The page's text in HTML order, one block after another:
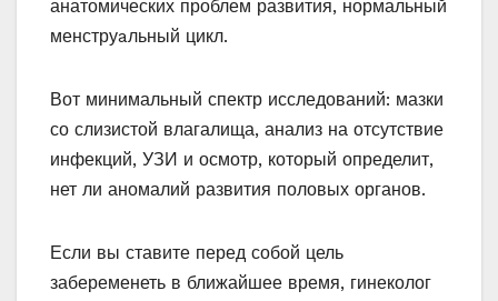
анатомических проблем развития, нормальный
менструaльный цикл.
Вот минимальный спектр исследований: мазки
со слизистой влагалища, анализ на отсутствие
инфекций, УЗИ и осмотр, который определит,
нет ли аномалий развития половых органов.
Если вы ставите перед собой цель
забеременеть в ближайшее время, гинеколог